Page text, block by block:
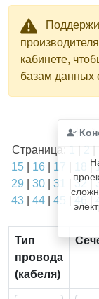
кабинете,
базам данных
Страница: 1 | 2 |
15
16 17 |
29
30 31 |32|
43
44 45
Тип
провода
(кабеля)